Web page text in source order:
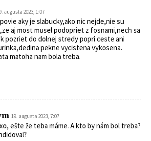
augusta 2023, 1:07
aky je slabucky,ako nic nejde,nie su
aj most musel podopriet z fosnami,nech sa
pozriet do dolnej stredy popri ceste ani
pekne vycistena vykosena.
matoha nam bola treba.
19. augusta 2023, 7:07
ešte že teba máme. A kto by nám bol treba?